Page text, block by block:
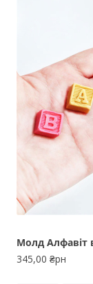
Молд Алфавіт
345,00 ₴рн